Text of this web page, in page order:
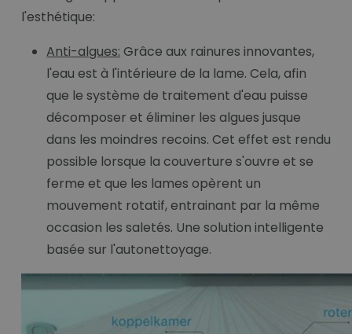
l'esthétique:
Anti-algues: Grâce aux rainures innovantes,
l'eau est à l'intérieure de la lame. Cela, afin
que le système de traitement d'eau puisse
décomposer et éliminer les algues jusque
dans les moindres recoins. Cet effet est rendu
possible lorsque la couverture s'ouvre et se
ferme et que les lames opèrent un
mouvement rotatif, entrainant par la même
occasion les saletés. Une solution intelligente
basée sur l'autonettoyage.